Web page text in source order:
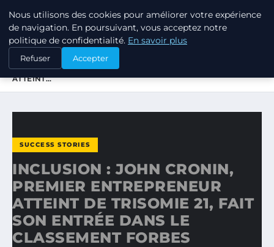
TUEZ-LES TOUS
ACCUEIL
SUCCESS STORIES
INCLUSION : JOHN CRONIN, PREMIER ENTREPRENEUR
ATTEINT…
SUCCESS STORIES
INCLUSION : JOHN CRONIN,
PREMIER ENTREPRENEUR
ATTEINT DE TRISOMIE 21, FAIT
SON ENTRÉE DANS LE
CLASSEMENT FORBES
Nous utilisons des cookies pour améliorer votre expérience
de navigation. En poursuivant, vous acceptez notre
politique de confidentialité. En savoir plus
Refuser Accepter